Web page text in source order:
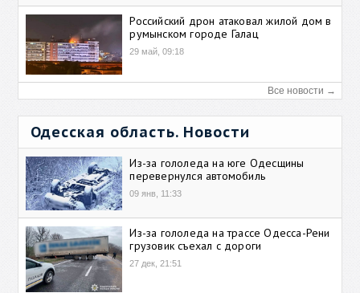
Российский дрон атаковал жилой дом в
румынском городе Галац
29 май, 09:18
Все новости →
Одесская область. Новости
Из-за гололеда на юге Одесщины
перевернулся автомобиль
09 янв, 11:33
Из-за гололеда на трассе Одесса-Рени
грузовик съехал с дороги
27 дек, 21:51